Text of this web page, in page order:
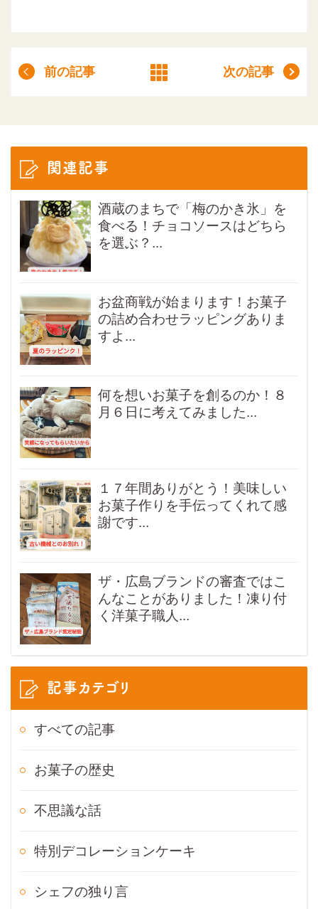
前の記事 次の記事
関連記事
酒蔵のまちで「梅のかき氷」を
食べる！チョコソースはどちら
を選ぶ？...
お盆商戦が始まります！お菓子
の詰め合わせラッピングありま
すよ...
何を想いお菓子を創るのか！８
月６日に考えてみました...
１７年間ありがとう！美味しい
お菓子作りを手伝ってくれて感
謝です...
ザ・広島ブランドの審査ではこ
んなことがありました！凍り付
く洋菓子職人...
記事カテゴリ
すべての記事
お菓子の歴史
不思議な話
特別デコレーションケーキ
シェフの独り言